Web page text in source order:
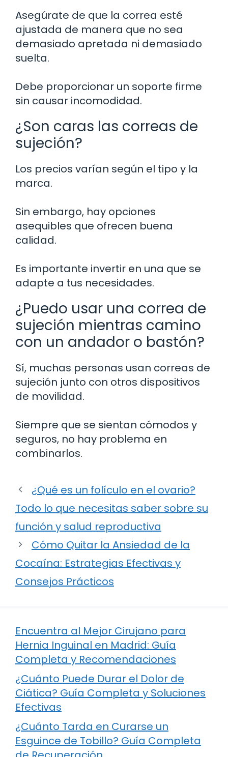
Asegúrate de que la correa esté
ajustada de manera que no sea
demasiado apretada ni demasiado
suelta.
Debe proporcionar un soporte firme
sin causar incomodidad.
¿Son caras las correas de
sujeción?
Los precios varían según el tipo y la
marca.
Sin embargo, hay opciones
asequibles que ofrecen buena
calidad.
Es importante invertir en una que se
adapte a tus necesidades.
¿Puedo usar una correa de
sujeción mientras camino
con un andador o bastón?
Sí, muchas personas usan correas de
sujeción junto con otros dispositivos
de movilidad.
Siempre que se sientan cómodos y
seguros, no hay problema en
combinarlos.
¿Qué es un folículo en el ovario?
Todo lo que necesitas saber sobre su
función y salud reproductiva
Cómo Quitar la Ansiedad de la
Cocaína: Estrategias Efectivas y
Consejos Prácticos
Encuentra al Mejor Cirujano para
Hernia Inguinal en Madrid: Guía
Completa y Recomendaciones
¿Cuánto Puede Durar el Dolor de
Ciática? Guía Completa y Soluciones
Efectivas
¿Cuánto Tarda en Curarse un
Esguince de Tobillo? Guía Completa